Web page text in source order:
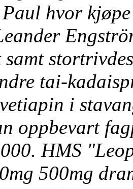
hvor
tai-
i
oppbevart
HMS
500mg